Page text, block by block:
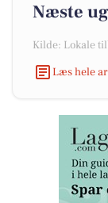
Næste
Kilde: Lokale
Læs hele